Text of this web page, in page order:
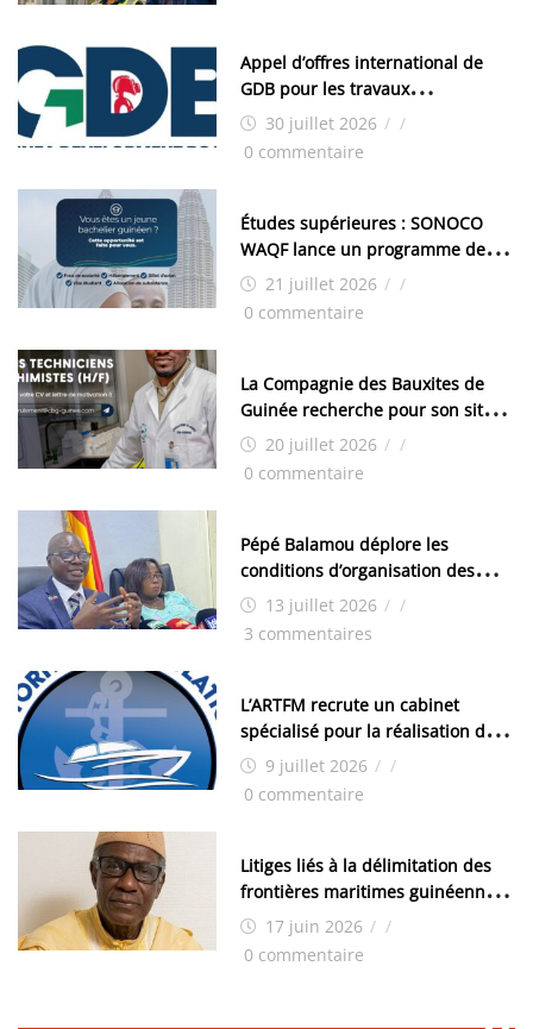
Appel d’offres international de
GDB pour les travaux
d’aménagement de la zone
industrielle de FANDJE (PAZIF)
30 juillet 2026 / /
0 commentaire
Études supérieures : SONOCO
WAQF lance un programme de
bourses pour la Malaisie
21 juillet 2026 / /
0 commentaire
La Compagnie des Bauxites de
Guinée recherche pour son site
de Kamsar des techniciens
chimistes (H/F)
20 juillet 2026 / /
0 commentaire
Pépé Balamou déplore les
conditions d’organisation des
examens nationaux : « Si ce sont
les élections, on trouve tous les
13 juillet 2026 / /
3 commentaires
L’ARTFM recrute un cabinet
spécialisé pour la réalisation des
études techniques
9 juillet 2026 / /
0 commentaire
Litiges liés à la délimitation des
frontières maritimes guinéennes:
Idrissa Chérif écrit au ministre
des Hydrocarbures
17 juin 2026 / /
0 commentaire